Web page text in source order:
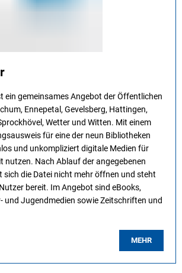
ein gemeinsames Angebot der Öffentlichen
Ennepetal, Gevelsberg, Hattingen,
Wetter und Witten. Mit einem
für eine der neun Bibliotheken
und unkompliziert digitale Medien für
nutzen. Nach Ablauf der angegebenen
sich die Datei nicht mehr öffnen und steht
bereit. Im Angebot sind eBooks,
und Jugendmedien sowie Zeitschriften und
MEHR